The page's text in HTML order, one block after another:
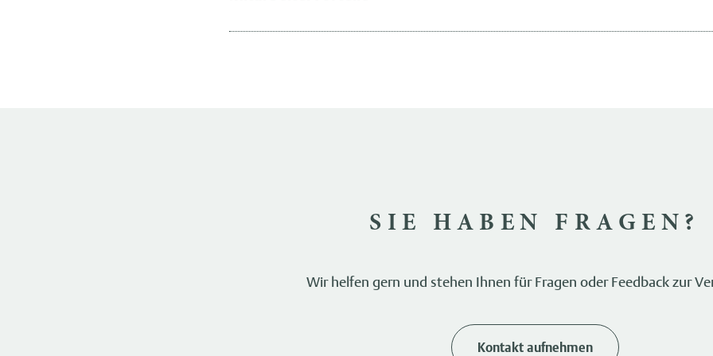
SIE HABEN FRAGEN?
Wir helfen gern und stehen Ihnen für Fragen oder Feedback zur
Kontakt aufnehmen